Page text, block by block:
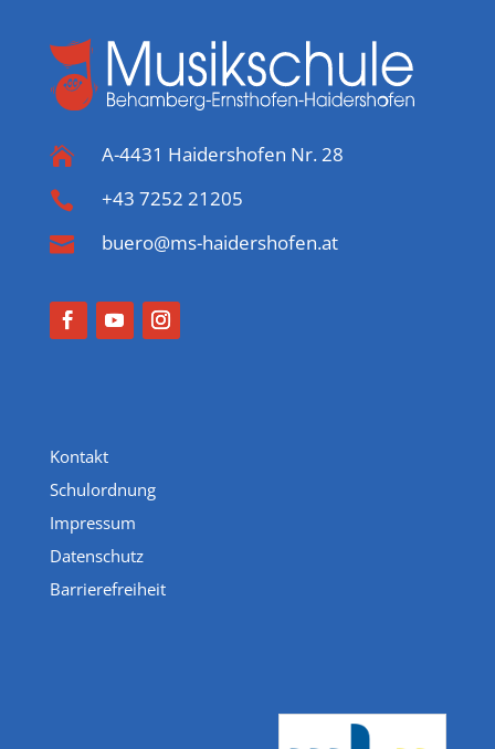
 A-4431 Haidershofen Nr. 28
 +43 7252 21205
 buero@ms-haidershofen.at
Kontakt
Schulordnung
Impressum
Datenschutz
Barrierefreiheit